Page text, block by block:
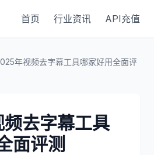
首页 行业资讯 API充值
年视频去字幕工具哪家好用全面评
去字幕工具
面评测